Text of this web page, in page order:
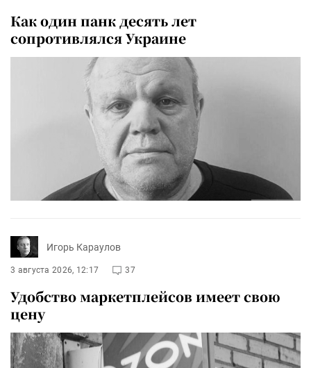
Как один панк десять лет
сопротивлялся Украине
Игорь Караулов
3 августа 2026, 12:17 37
Удобство маркетплейсов имеет свою
цену